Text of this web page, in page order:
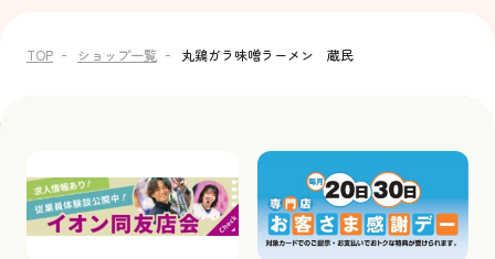
TOP ショップ一覧 丸鶏ガラ味噌ラーメン 蔵民